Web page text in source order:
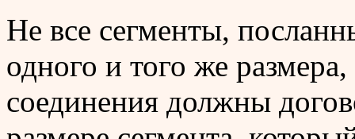
Не все сегменты,
одного и того же
соединения должны